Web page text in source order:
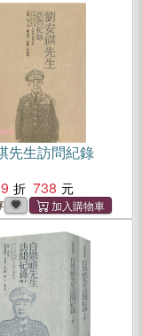
先生訪問紀錄
9
738